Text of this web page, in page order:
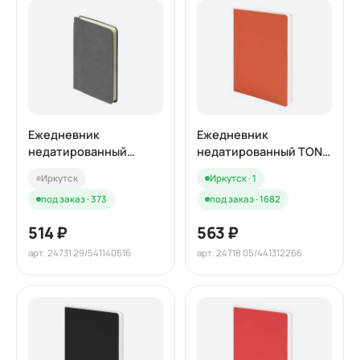
Ежедневник
недатированный
кремовый блок в
линейку
Иркутск
под заказ · 373
514 ₽
арт. 24731 29/541140616
Ежедневник
недатированный TONY,
кремовый блок в
клетку
Иркутск · 1
под заказ · 1682
563 ₽
арт. 24718 05/441312266